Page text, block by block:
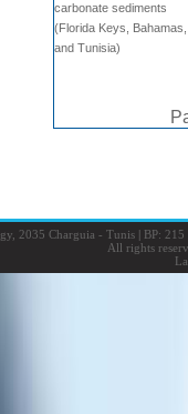
carbonate sediments
(Florida Keys, Bahamas,
and Tunisia)
2035 Charguia - Tunis |BP: 215
All rights